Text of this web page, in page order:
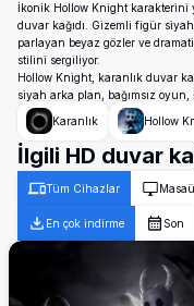
İkonik Hollow Knight
duvar kağıdı. Gizemli figür
parlayan beyaz gözler ve
stilini sergiliyor.
Hollow Knight, karanlık duvar
siyah arka plan, bağımsız
Karanlık
Hollow
İlgili HD duvar
Tüm Cihazlar
En çok indirme Son